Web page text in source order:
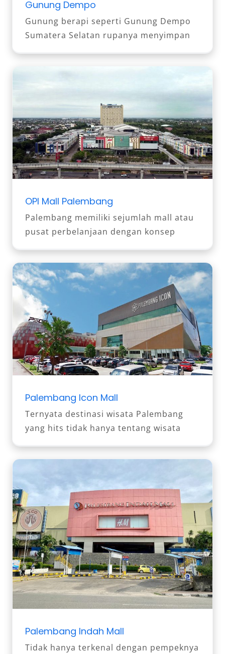
Gunung Dempo
Gunung berapi seperti Gunung Dempo
Sumatera Selatan rupanya menyimpan
OPI Mall Palembang
Palembang memiliki sejumlah mall atau
pusat perbelanjaan dengan konsep
Palembang Icon Mall
Ternyata destinasi wisata Palembang
yang hits tidak hanya tentang wisata
Palembang Indah Mall
Tidak hanya terkenal dengan pempeknya